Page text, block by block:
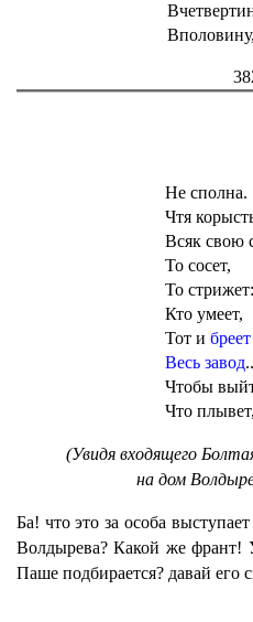
Вполовину,
Не сполна.
Чтя
Всяк свою
То сосет,
То стрижет:
Кто умеет,
Тот и бреет
Весь завод
Чтобы
Что
(Увидя входящего
на дом
Ба! что это за особа
Волдырева? Какой же
Паше подбирается? давай его